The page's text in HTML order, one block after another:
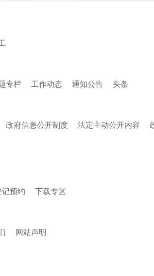
专栏 工作动态 通知公告 头条
政府信息公开制度 法定主动公开内容
预约 下载专区
网站声明